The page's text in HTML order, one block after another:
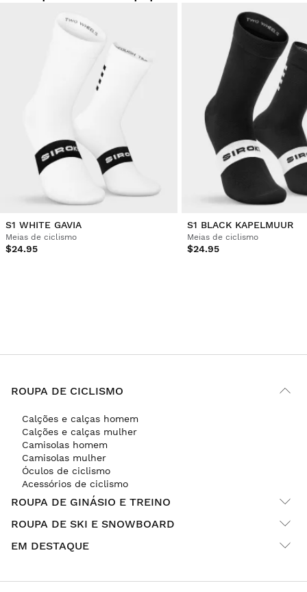
4 196
S1 WHITE GAVIA
Meias de ciclismo
$24.95
S1 BLACK KAPELMUUR
Meias de ciclismo
$24.95
ROUPA DE CICLISMO
Calções e calças homem
Calções e calças mulher
Camisolas homem
Camisolas mulher
Óculos de ciclismo
Acessórios de ciclismo
ROUPA DE GINÁSIO E TREINO
ROUPA DE SKI E SNOWBOARD
EM DESTAQUE